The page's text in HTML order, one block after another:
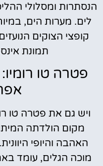
הנסתרות ומסלולי
לים. מערות הים,
קופצי הצוקים
תמונת
פטרה טו
ויש גם את פטרה טו
מקום הולדתה
האהבה והיופי
מוכה הגלים, עומד